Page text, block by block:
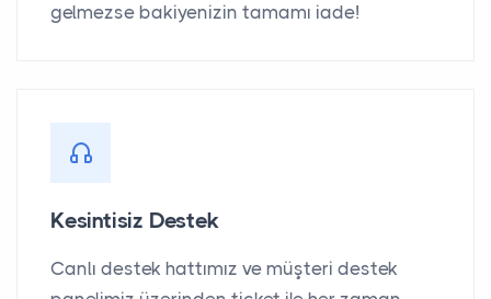
gelmezse bakiyenizin tamamı iade!
Kesintisiz Destek
Canlı destek hattımız ve müşteri destek